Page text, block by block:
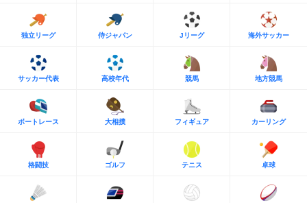
独立リーグ 侍ジャパン Jリーグ 海外サッカー
サッカー代表 高校年代 競馬 地方競馬
ボートレース 大相撲 フィギュア カーリング
格闘技 ゴルフ テニス 卓球